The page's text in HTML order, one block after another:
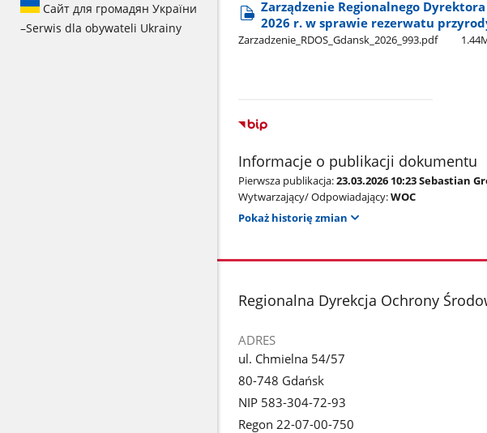
Сайт для громадян України
–Serwis dla obywateli Ukrainy
Zarządzenie Regionalnego
2026 r. w sprawie rezerwatu
Zarzadzenie​​​_RDOS​​​_Gdansk​​​_2026​​​_993.pdf
Informacje o publikacji dokumentu
Pierwsza publikacja:23.03.2026 10:23 Sebastian
Wytwarzający/ Odpowiadający:WOC
Pokaż historię zmian
stopka
Regionalna Dyrekcja Ochrony
ADRES
ul. Chmielna 54/57
80-748 Gdańsk
NIP 583-304-72-93
Regon 22-07-00-750